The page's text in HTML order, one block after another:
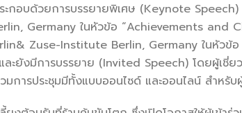
ะกอบด้วยการบรรยายพิเศษ (Keynote
Germany ในหัวข้อ “Achievements and
Zuse-Institute Berlin, Germany ในหั
ยังมีการบรรยาย (Invited Speech) โดยผู้เชี่ย
มการประชุมมีทั้งแบบออนไซด์ และออนไลน์ สำหรับ